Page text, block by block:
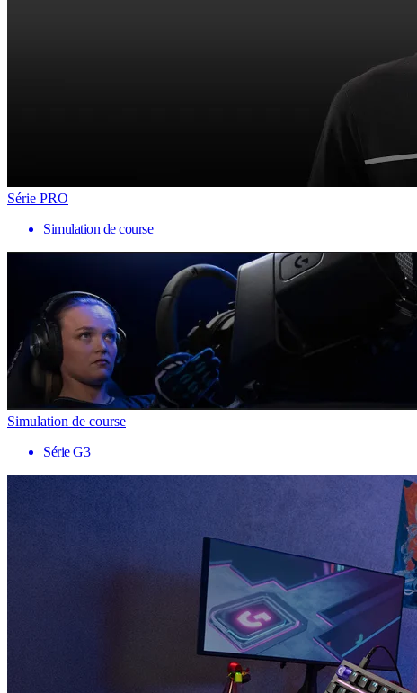
Série PRO
Simulation de course
Simulation de course
Série G3